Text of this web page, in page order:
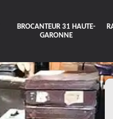
BROCANTEUR 31 HAUTE-
GARONNE